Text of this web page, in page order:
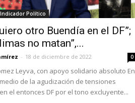
Político
otro Buendía en el DF”;
no matan”,...
- 18 de diciembre de 2022 0
Leyva, con apoyo solidario absoluto En
medio de la agudización de tensiones
el entonces DF por el tono excluyente...